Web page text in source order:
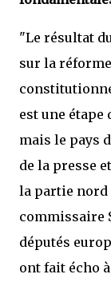
"Le résultat
sur la réforme
est une étape
mais le pays
de la presse
la partie nord
commissaire
députés
ont fait écho